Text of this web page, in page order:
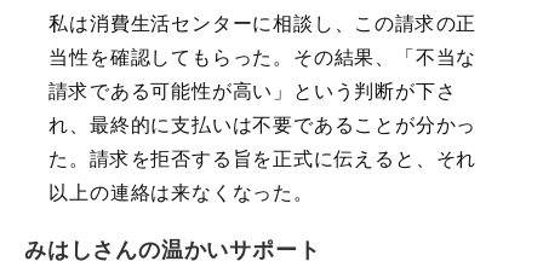
私は消費生活センターに相談し、この請求の正
当性を確認してもらった。その結果、「不当な
請求である可能性が高い」という判断が下さ
れ、最終的に支払いは不要であることが分かっ
た。請求を拒否する旨を正式に伝えると、それ
以上の連絡は来なくなった。
みはしさんの温かいサポート